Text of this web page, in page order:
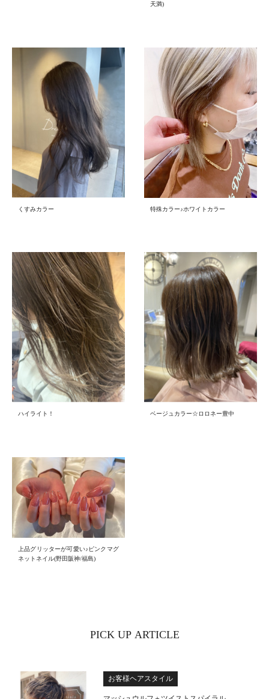
天満)
くすみカラー 特殊カラー♪ホワイトカラー
ハイライト！ ベージュカラー☆ロロネー豊中
上品グリッターが可愛い♪ピンクマグ
ネットネイル(野田阪神/福島)
PICK UP ARTICLE
お客様ヘアスタイル